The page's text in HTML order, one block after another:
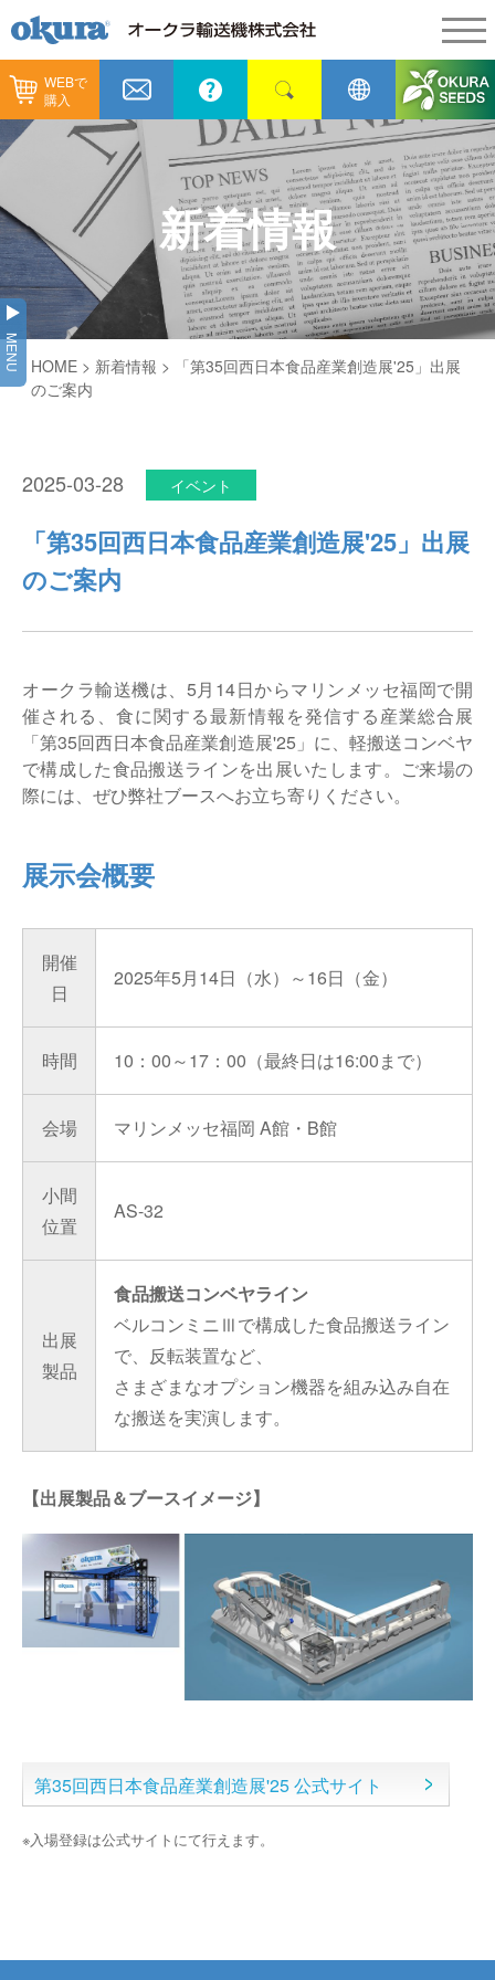
WEBで
購入
製品情報
製品情報
コンベヤ機器
コンベヤ機器を探す
用途から探す
コンベヤ機器の技術情報
GTPシステム
仕分けシステム
ピッキングシステム
パレタイズ・デパレタイズシステム
バンニング・デバンニングシステム
バーチカル装置（垂直搬送機）
周辺機器
納入事例
納入事例
全業種
製造
物流
通販
食品
メンテナンス
カタログ／CAD
会社情報
会社情報
企業理念
会社概要
事業所一覧
事業紹介
沿革
採用情報
オークラミュージアム
新着情報
オークラ育英財団
プライバシーポリシー
新着情報
MENU HOME > 新着情報 > 「第35回西日本食品産業創造展'25」出展
のご案内
2025-03-28 イベント
「第35回西日本食品産業創造展'25」出展
のご案内
オークラ輸送機は、5月14日からマリンメッセ福岡で開
催される、食に関する最新情報を発信する産業総合展
「第35回西日本食品産業創造展'25」に、軽搬送コンベヤ
で構成した食品搬送ラインを出展いたします。ご来場の
際には、ぜひ弊社ブースへお立ち寄りください。
展示会概要
開催
日
2025年5月14日（水）～16日（金）
時間 10：00～17：00（最終日は16:00まで）
会場 マリンメッセ福岡 A館・B館
小間
位置
AS-32
出展
製品
食品搬送コンベヤライン
ベルコンミニⅢで構成した食品搬送ライン
で、反転装置など、
さまざまなオプション機器を組み込み自在
な搬送を実演します。
【出展製品＆ブースイメージ】
第35回西日本食品産業創造展'25 公式サイト
※入場登録は公式サイトにて行えます。